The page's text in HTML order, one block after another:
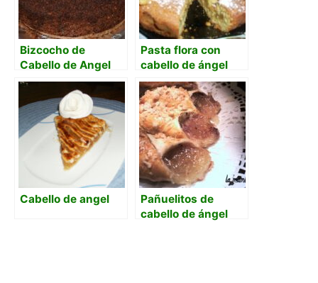
Bizcocho de
Cabello de Angel
Pasta flora con
cabello de ángel
Cabello de angel
Pañuelitos de
cabello de ángel